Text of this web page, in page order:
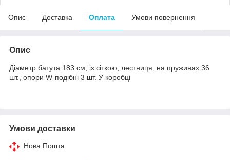
Опис Доставка Оплата Умови повернення
Опис
Діаметр батута 183 см, із сіткою, леcтниця, на пружинах 36
шт., опори W-подібні 3 шт. У коробці
Умови доставки
Нова Пошта